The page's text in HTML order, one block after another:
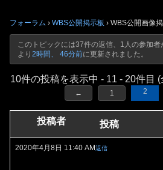
フォーラム › WBS公開掲示板 › WBS公開画像
このトピックには37件の返信、1人の参加者
より 2時間、 46分前に更新されました。
10件の投稿を表示中 - 11 - 20件目
← 1 2
投稿者 投稿
2020年4月8日 11:40 AM返信